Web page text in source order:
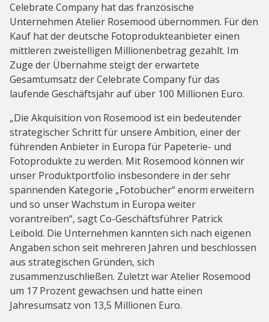
Celebrate Company hat das französische
Unternehmen Atelier Rosemood übernommen. Für den
Kauf hat der deutsche Fotoprodukteanbieter einen
mittleren zweistelligen Millionenbetrag gezahlt. Im
Zuge der Übernahme steigt der erwartete
Gesamtumsatz der Celebrate Company für das
laufende Geschäftsjahr auf über 100 Millionen Euro.
„Die Akquisition von Rosemood ist ein bedeutender
strategischer Schritt für unsere Ambition, einer der
führenden Anbieter in Europa für Papeterie- und
Fotoprodukte zu werden. Mit Rosemood können wir
unser Produktportfolio insbesondere in der sehr
spannenden Kategorie „Fotobücher“ enorm erweitern
und so unser Wachstum in Europa weiter
vorantreiben“, sagt Co-Geschäftsführer Patrick
Leibold. Die Unternehmen kannten sich nach eigenen
Angaben schon seit mehreren Jahren und beschlossen
aus strategischen Gründen, sich
zusammenzuschließen. Zuletzt war Atelier Rosemood
um 17 Prozent gewachsen und hatte einen
Jahresumsatz von 13,5 Millionen Euro.